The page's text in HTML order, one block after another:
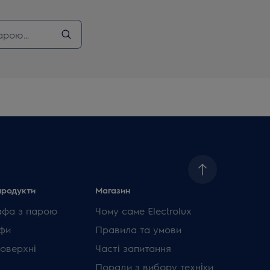
з парою
Магазин
Чому саме Electrolux
Правила та умови
Часті запитання
Поради з вибору техніки